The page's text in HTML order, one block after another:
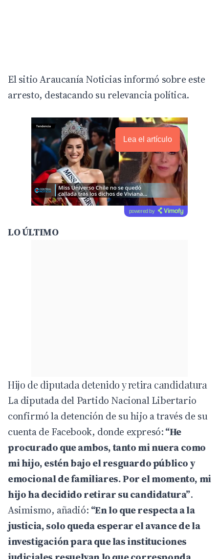
El sitioAraucanía Noticias informó sobre este
arresto, destacando su relevancia política.
Lea el artículo
powered by
LO ÚLTIMO
Hijo de diputada detenido y retira candidatura
La diputada del Partido Nacional Libertario
confirmó la detención de su hijo a través de su
cuenta de Facebook, donde expresó:“He
procurado que ambos, tanto mi nuera como
mi hijo, estén bajo el resguardo público y
emocional de familiares. Por el momento, mi
hijo ha decidido retirar su candidatura”.
Asimismo, añadió: “En lo que respecta a la
justicia, solo queda esperar el avance de la
investigación para que las instituciones